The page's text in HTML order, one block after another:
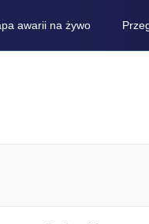
awarii na żywo